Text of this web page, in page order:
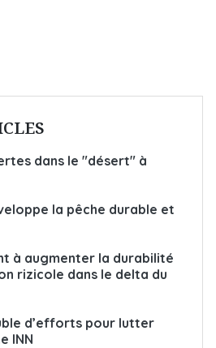
dans le "désert" à
la pêche durable et
à augmenter la durabilité
rizicole dans le delta du
d’efforts pour lutter
INN